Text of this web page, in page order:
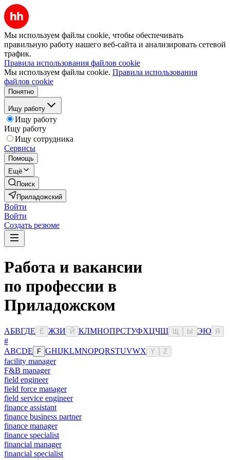
Мы используем файлы cookie, чтобы обеспечивать
правильную работу нашего веб-сайта и анализировать сетевой
трафик.
Правила использования файлов cookie
Мы используем файлы cookie. Правила использования
файлов cookie
Понятно
Ищу работу
Ищу работу
Ищу работу
Ищу сотрудника
Сервисы
Помощь
Ещё
Поиск
Приладожский
Войти
Войти
Создать резюме
Работа и вакансии
по профессии в
Приладожском
АБВГДЕ Ё ЖЗИ Й КЛМНОПРСТУФХЦЧШ Ы ЭЮ Я
#
ABCDE F GHIJKLMNOPQRSTUVWX Y Z
facility manager
F&B manager
field engineer
field force manager
field service engineer
finance assistant
finance business partner
finance manager
finance specialist
financial manager
financial specialist